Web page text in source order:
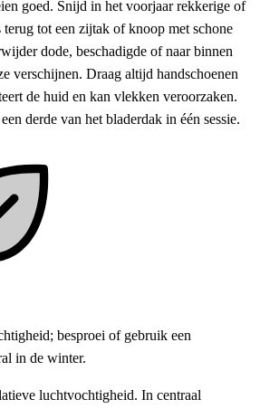
goed. Snijd in het voorjaar rekkerige of
tot een zijtak of knoop met schone
dode, beschadigde of naar binnen
verschijnen. Draag altijd handschoenen
de huid en kan vlekken veroorzaken.
derde van het bladerdak in één sessie.
besproei of gebruik een
in de winter.
luchtvochtigheid. In centraal